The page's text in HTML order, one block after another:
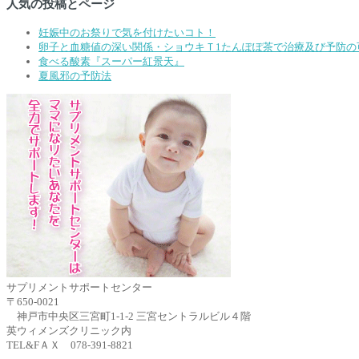
人気の投稿とページ
妊娠中のお祭りで気を付けたいコト！
卵子と血糖値の深い関係・ショウキＴ1たんぽぽ茶で治療及び予防
食べる酸素『スーパー紅景天』
夏風邪の予防法
サプリメントサポートセンター
〒650-0021
神戸市中央区三宮町1-1-2 三宮セントラルビル４階
英ウィメンズクリニック内
TEL&FＡＸ 078-391-8821